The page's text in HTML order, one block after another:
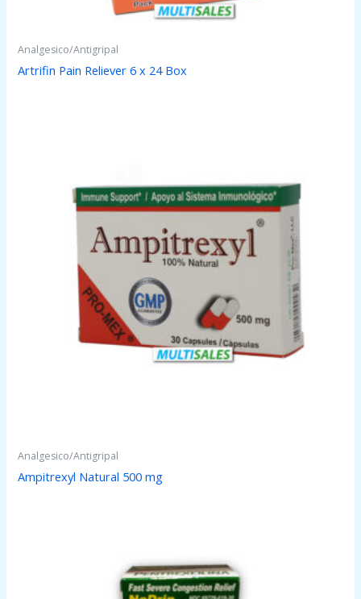
Analgesico/Antigripal
Artrifin Pain Reliever 6 x 24 Box
Analgesico/Antigripal
Ampitrexyl Natural 500 mg